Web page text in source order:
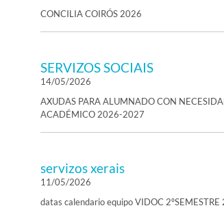
CONCILIA COIRÓS 2026
SERVIZOS SOCIAIS
14/05/2026
AXUDAS PARA ALUMNADO CON
ACADÉMICO 2026-2027
servizos xerais
11/05/2026
datas calendario equipo VIDOC